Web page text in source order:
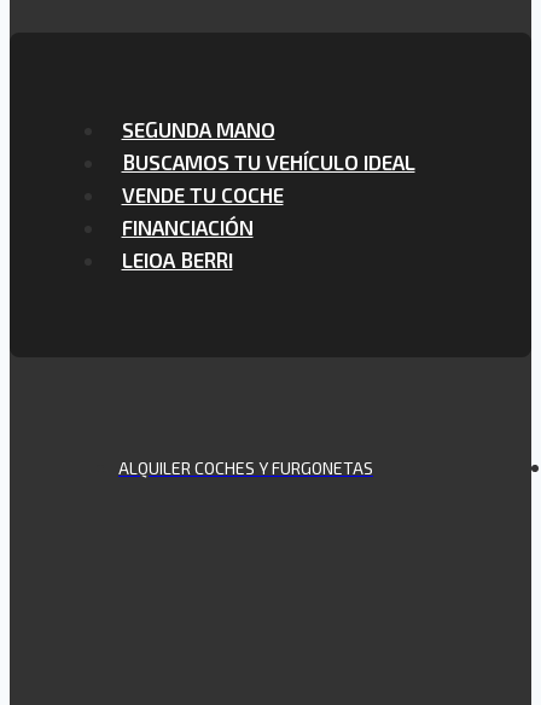
SEGUNDA MANO
BUSCAMOS TU VEHÍCULO IDEAL
VENDE TU COCHE
FINANCIACIÓN
LEIOA BERRI
ALQUILER COCHES Y FURGONETAS